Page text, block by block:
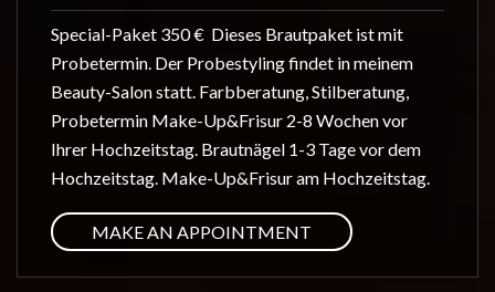
Special-Paket 350 € Dieses Brautpaket ist mit
Probetermin. Der Probestyling findet in meinem
Beauty-Salon statt. Farbberatung, Stilberatung,
Probetermin Make-Up&Frisur 2-8 Wochen vor
Ihrer Hochzeitstag. Brautnägel 1-3 Tage vor dem
Hochzeitstag. Make-Up&Frisur am Hochzeitstag.
MAKE AN APPOINTMENT